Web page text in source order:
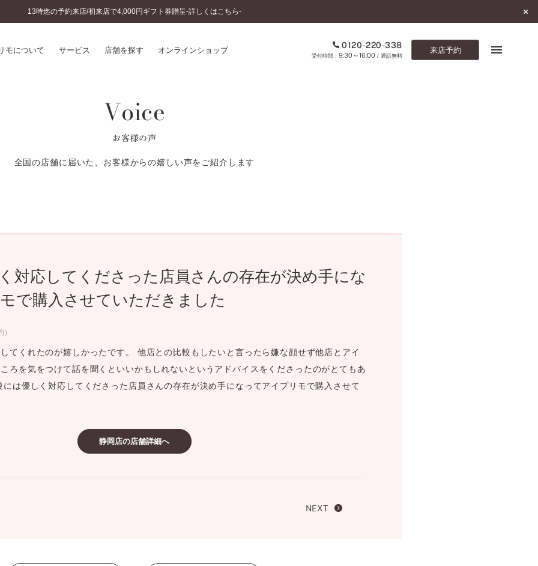
13時迄の予約来店/初来店で4,000円ギフト券贈呈-詳しくはこちら-
モについて サービス 店舗を探す オンラインショップ 0120-220-338
9:30～16:00/ 通話無料
来店予約
のこだわり
スダイヤモンド&バースストー
ダルアイテム
ーズサポート
プ
覧
婚約指輪とは
結婚指輪とは
セットリングとは
ショップブログ
Voice
お客様の声
全国の店舗に届いた、お客様からの嬉しい声をご紹介します
対応してくださった店員さんの存在が決め手にな
で購入させていただきました
てくれたのが嬉しかったです。 他店との比較もしたいと言ったら嫌な顔せず他店とアイ
ろを気をつけて話を聞くといいかもしれないというアドバイスをくださったのがとてもあ
は優しく対応してくださった店員さんの存在が決め手になってアイプリモで購入させて
静岡店の店舗詳細へ
NEXT